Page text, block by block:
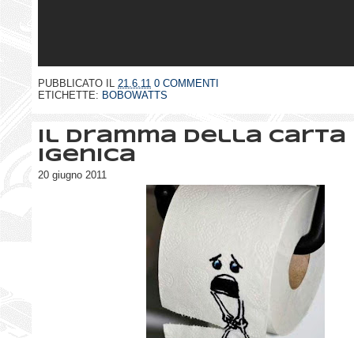
PUBBLICATO IL 21.6.11 0 COMMENTI
ETICHETTE: BOBOWATTS
Il dramma della carta
igenica
20 giugno 2011